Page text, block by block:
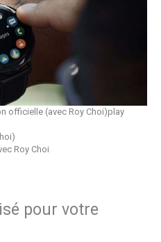
officielle (avec Roy Choi)play
Roy Choi
pour votre